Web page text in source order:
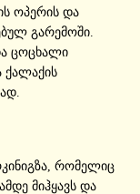
ოპერის და
გარემოში.
ცოცხალი
ქალაქის
რომელიც
მიჰყავს და